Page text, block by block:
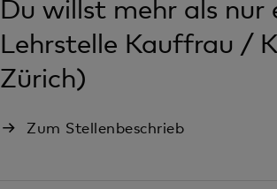
Du willst mehr als nur
Lehrstelle Kauffrau /
Zürich)
Zum Stellenbeschrieb